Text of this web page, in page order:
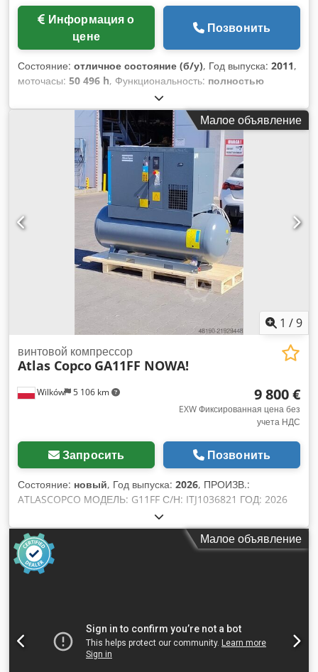
цене
Позвонить
Состояние: отличное состояние (б/у), Год выпуска: 2011,
моточасы: 50 496 h, Функциональность: полностью
, Винтовой компрессор Atlas Copco
GA11VSDFF Инвертор и осушитель интегрированы 11 кВт
12,75 бар 1,84 м3/мин Год выпуска: 2011 Djdpfx Ajy
Ipcwofzekr Наработка: 50 496 часов
Малое объявление
1 /9
Wilków 5 106 km
винтовой компрессор
Atlas Copco GA11FF NOWA!
9 800 €
EXW Фиксированная цена без
учета НДС
Запросить Позвонить
Состояние: новый, Год выпуска: 2026, ПРОИЗВ.:
ATLASCOPCO МОДЕЛЬ: G11FF С/Н: ITJ1036821 ГОД: 2026
МОЩНОСТЬ (кВт): 11 ПРОИЗВОДИТЕЛЬНОСТЬ (м3/мин):
1,51 ДАВЛЕНИЕ (бар): 9,75 ЧАСЫ (ДОК/ОБЩИЕ): 0
ЧАСТОТНЫЙ ПРЕОБРАЗОВАТЕЛЬ: нет ВСТРОЕННЫЙ
ОСУШИТЕЛЬ: да, R513a 0,5кг ТЕПЛООБМЕННИК: нет
ОХЛАЖДЕНИЕ (ВОЗДУХ/ВОДА): воздух Dkjdpfxjy Sitks Afzer
Малое объявление